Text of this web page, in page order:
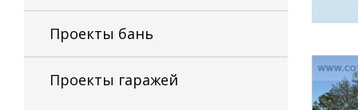
Проекты бань
Проекты гаражей Наши